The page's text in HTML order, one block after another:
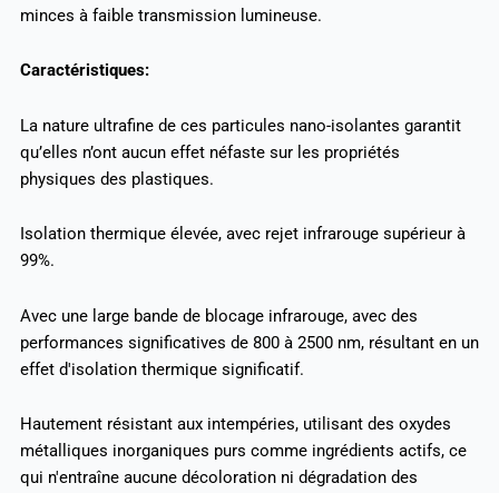
minces à faible transmission lumineuse.
Caractéristiques:
La nature ultrafine de ces particules nano-isolantes garantit
qu’elles n’ont aucun effet néfaste sur les propriétés
physiques des plastiques.
Isolation thermique élevée, avec rejet infrarouge supérieur à
99%.
Avec une large bande de blocage infrarouge, avec des
performances significatives de 800 à 2500 nm, résultant en un
effet d'isolation thermique significatif.
Hautement résistant aux intempéries, utilisant des oxydes
métalliques inorganiques purs comme ingrédients actifs, ce
qui n'entraîne aucune décoloration ni dégradation des